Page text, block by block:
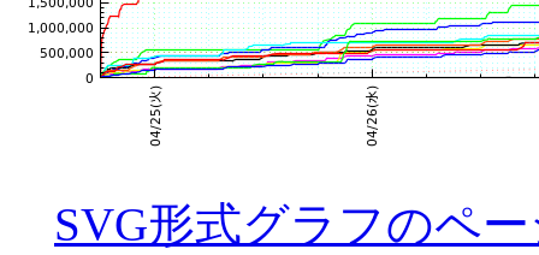
SVG形式グラフのペ